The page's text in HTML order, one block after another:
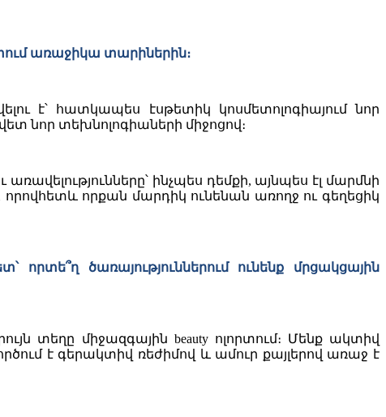
առաջիկա տարիներին։
է՝ հատկապես էսթետիկ կոսմետոլոգիայում նոր
նոր տեխնոլոգիաների միջոցով։
ինչպես դեմքի, այնպես էլ մարմնի
որքան մարդիկ ունենան առողջ ու գեղեցիկ
ծառայություններում ունենք մրցակցային
տեղը միջազգային beauty ոլորտում։ Մենք ակտիվ
է գերակտիվ ռեժիմով և ամուր քայլերով առաջ է